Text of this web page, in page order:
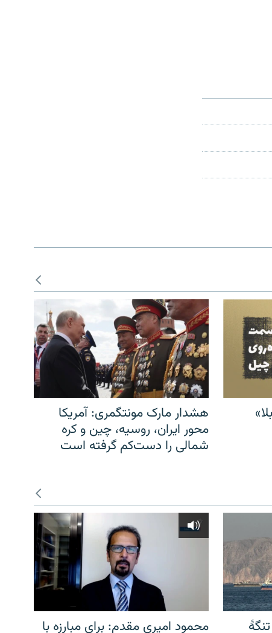
هشدار مارک مونتگمری: آمریکا
محور ایران، روسیه، چین و کره
شمالی را دست‌کم گرفته است
محمود امیری مقدم: برای مبارزه با